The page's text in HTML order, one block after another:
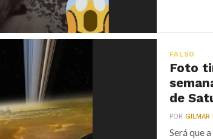
FALSO
Foto
de
PORGILMAR
Será que